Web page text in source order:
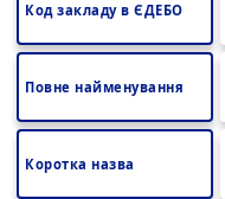
Код закладу в ЄДЕБО
Повне найменування
Коротка назва